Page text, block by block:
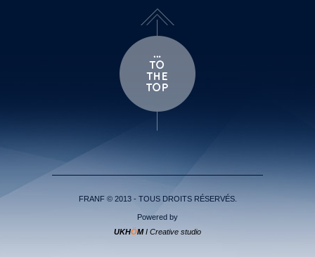
FRANF © 2013 - TOUS DROITS RÉSERVÉS.
Powered by
UKHÖMI Creative studio